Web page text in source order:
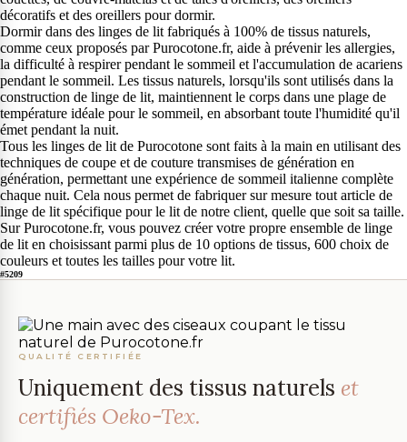
décoratifs et des oreillers pour dormir.
Dormir dans des linges de lit fabriqués à 100% de tissus naturels,
comme ceux proposés par Purocotone.fr, aide à prévenir les allergies,
la difficulté à respirer pendant le sommeil et l'accumulation de acariens
pendant le sommeil. Les tissus naturels, lorsqu'ils sont utilisés dans la
construction de linge de lit, maintiennent le corps dans une plage de
température idéale pour le sommeil, en absorbant toute l'humidité qu'il
émet pendant la nuit.
Tous les linges de lit de Purocotone sont faits à la main en utilisant des
techniques de coupe et de couture transmises de génération en
génération, permettant une expérience de sommeil italienne complète
chaque nuit. Cela nous permet de fabriquer sur mesure tout article de
linge de lit spécifique pour le lit de notre client, quelle que soit sa taille.
Sur Purocotone.fr, vous pouvez créer votre propre ensemble de linge
de lit en choisissant parmi plus de 10 options de tissus, 600 choix de
couleurs et toutes les tailles pour votre lit.
#5209
QUALITÉ CERTIFIÉE
Uniquement des tissus naturels et
certifiés Oeko-Tex.